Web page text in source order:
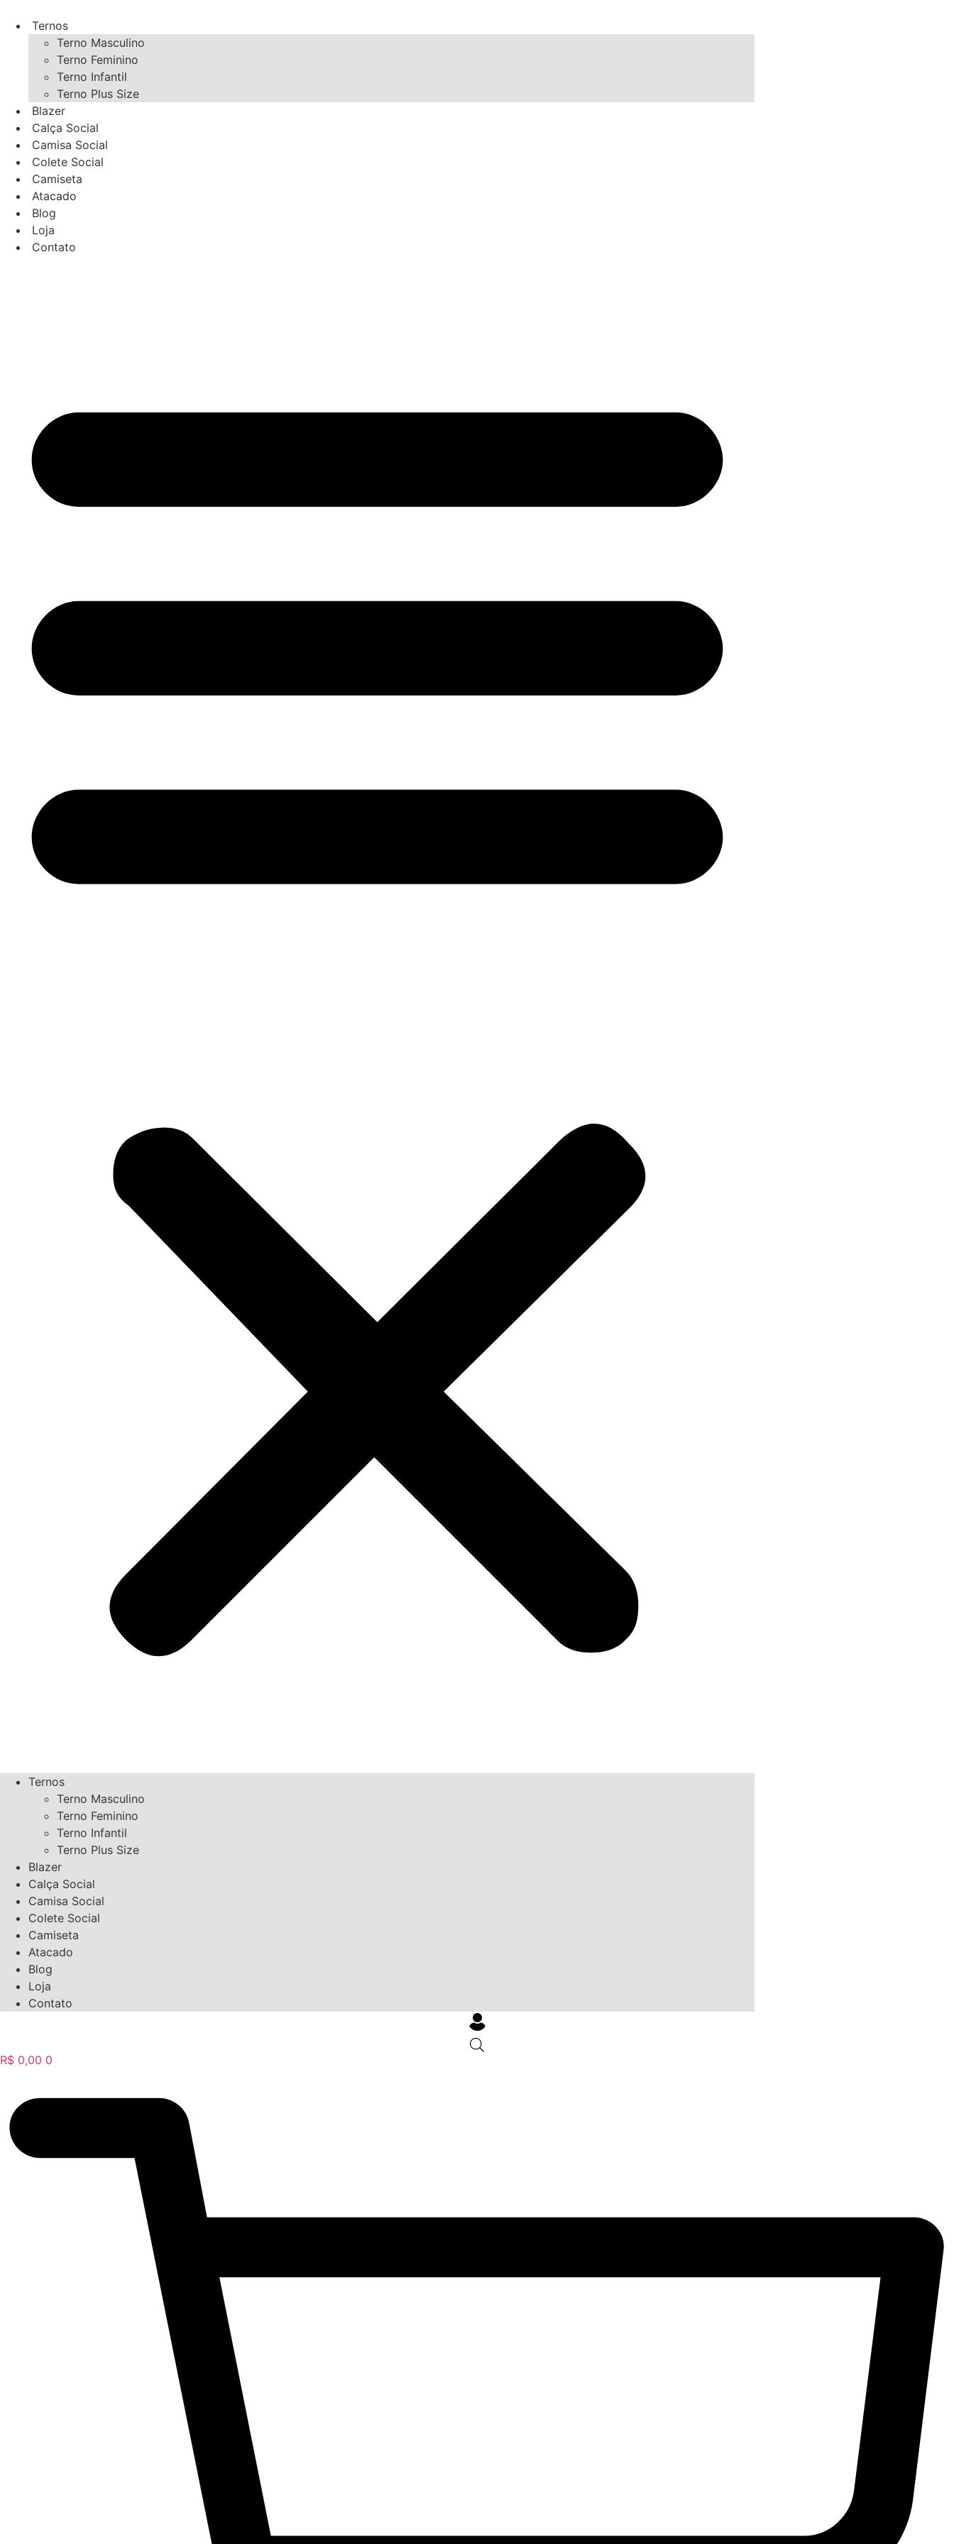
para
conteúdo
Ternos
Terno Masculino
Terno Feminino
Terno Infantil
Terno Plus Size
Blazer
Calça Social
Camisa Social
Colete Social
Camiseta
Atacado
Blog
Loja
Contato
Ternos
Terno Masculino
Terno Feminino
Terno Infantil
Terno Plus Size
Blazer
Calça Social
Camisa Social
Colete Social
Camiseta
Atacado
Blog
Loja
Contato
R$ 0,00 0